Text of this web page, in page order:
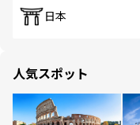
日本
人気スポット